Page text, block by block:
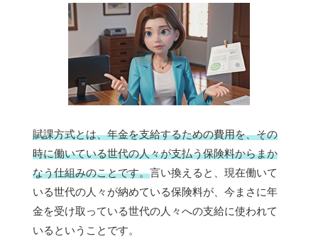
賦課方式とは、年金を支給するための費用を、その
時に働いている世代の人々が支払う保険料からまか
なう仕組みのことです。言い換えると、現在働いて
いる世代の人々が納めている保険料が、今まさに年
金を受け取っている世代の人々への支給に使われて
いるということです。